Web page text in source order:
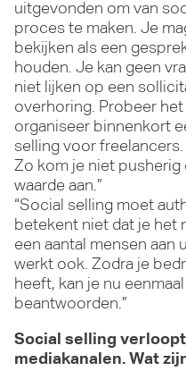
uitgevonden om van
proces te maken. Je
bekijken als een
houden. Je kan geen
niet lijken op een
overhoring. Probeer het
organiseer binnenkort
selling voor
Zo kom je niet
waarde aan.”
“Social selling moet
betekent niet dat je het
een aantal mensen aan
werkt ook. Zodra je
heeft, kan je nu
beantwoorden.”
Social selling
mediakanalen. Wat